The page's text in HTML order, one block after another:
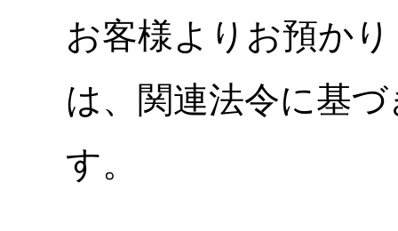
お客様よりお預か
は、関連法令に基
す。